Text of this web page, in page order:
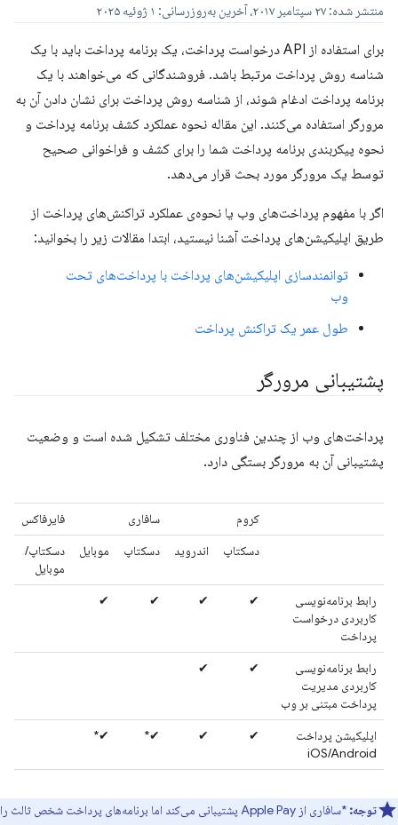
منتشر شده: ۲۷ سپتامبر ۲۰۱۷، آخرین به‌روزرسانی: ۱ ژوئیه ۲۰۲۵
برای استفاده از API درخواست پرداخت، یک برنامه پرداخت باید با یک
شناسه روش پرداخت مرتبط باشد. فروشندگانی که می‌خواهند با یک
برنامه پرداخت ادغام شوند، از شناسه روش پرداخت برای نشان دادن آن به
مرورگر استفاده می‌کنند. این مقاله نحوه عملکرد کشف برنامه پرداخت و
نحوه پیکربندی برنامه پرداخت شما را برای کشف و فراخوانی صحیح
توسط یک مرورگر مورد بحث قرار می‌دهد.
اگر با مفهوم پرداخت‌های وب یا نحوه‌ی عملکرد تراکنش‌های پرداخت از
طریق اپلیکیشن‌های پرداخت آشنا نیستید، ابتدا مقالات زیر را بخوانید:
توانمندسازی اپلیکیشن‌های پرداخت با پرداخت‌های تحت
وب
طول عمر یک تراکنش پرداخت
پشتیبانی مرورگر
پرداخت‌های وب از چندین فناوری مختلف تشکیل شده است و وضعیت
پشتیبانی آن به مرورگر بستگی دارد.
کروم سافاری
فایرفاکس
دسکتاپ
اندروید دسکتاپ موبایل
دسکتاپ/
موبایل
رابط برنامه‌نویسی
کاربردی درخواست
پرداخت
✔
✔
✔
✔
رابط برنامه‌نویسی
کاربردی مدیریت
پرداخت مبتنی بر وب
✔
✔
اپلیکیشن پرداخت
iOS/Android
✔
✔
✔*
✔*
توجه:
*سافاری از Apple Pay پشتیبانی می‌کند اما برنامه‌های پرداخت شخص ثالث را